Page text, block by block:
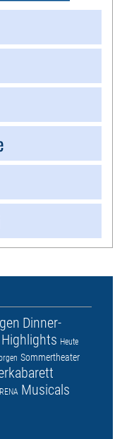
Dinner-
Highlights Heute
Sommertheater
Musicals